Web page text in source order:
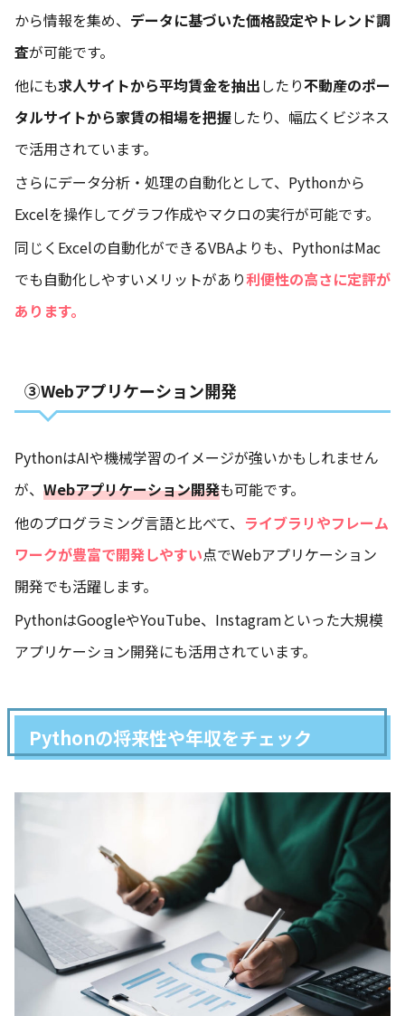
から情報を集め、 データに基づいた価格設定やトレンド調
査が可能です。
他にも求人サイトから平均賃金を抽出したり不動産のポー
タルサイトから家賃の相場を把握したり、幅広くビジネス
で活用されています。
さらにデータ分析・処理の自動化として、Pythonから
Excelを操作してグラフ作成やマクロの実行が可能です。
同じくExcelの自動化ができるVBAよりも、PythonはMac
でも自動化しやすいメリットがあり利便性の高さに定評が
あります。
③Webアプリケーション開発
PythonはAIや機械学習のイメージが強いかもしれません
が、 Webアプリケーション開発も可能です。
他のプログラミング言語と比べて、 ライブラリやフレーム
ワークが豊富で開発しやすい点でWebアプリケーション
開発でも活躍します。
PythonはGoogleやYouTube、Instagramといった大規模
アプリケーション開発にも活用されています。
Pythonの将来性や年収をチェック